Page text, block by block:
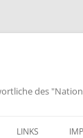
des
LINKS